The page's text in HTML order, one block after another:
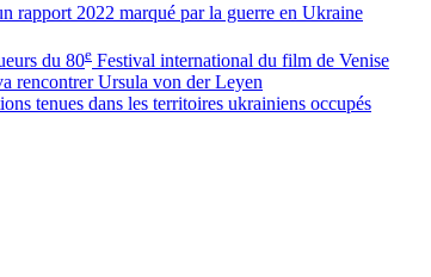
rapport 2022 marqué par la guerre en Ukraine
du 80e Festival international du film de Venise
rencontrer Ursula von der Leyen
tenues dans les territoires ukrainiens occupés